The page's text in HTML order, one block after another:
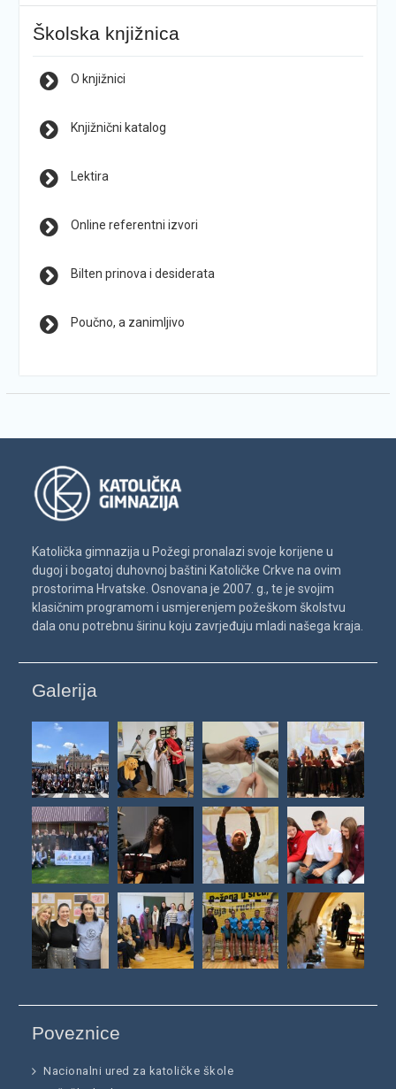
Školska knjižnica
O knjižnici
Knjižnični katalog
Lektira
Online referentni izvori
Bilten prinova i desiderata
Poučno, a zanimljivo
Katolička gimnazija u Požegi pronalazi svoje korijene u
dugoj i bogatoj duhovnoj baštini Katoličke Crkve na ovim
prostorima Hrvatske. Osnovana je 2007. g., te je svojim
klasičnim programom i usmjerenjem požeškom školstvu
dala onu potrebnu širinu koju zavrjeđuju mladi našega kraja.
Galerija
Poveznice
Nacionalni ured za katoličke škole